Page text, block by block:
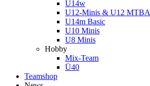
U14w
U12-Minis & U12 MTBA
U14m Basic
U10 Minis
U8 Minis
Hobby
Mix-Team
Ü40
Teamshop